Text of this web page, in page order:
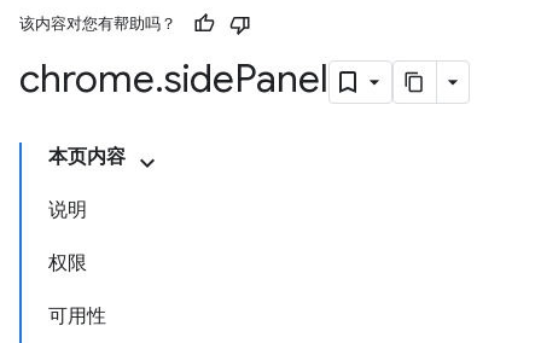
该内容对您有帮助吗？
chrome.sidePanel
本页内容
说明
权限
可用性